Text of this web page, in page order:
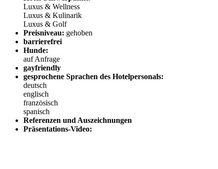
Luxus & Wellness
Luxus & Kulinarik
Luxus & Golf
Preisniveau: gehoben
barrierefrei
Hunde:
auf Anfrage
gayfriendly
gesprochene Sprachen des Hotelpersonals:
deutsch
englisch
französisch
spanisch
Referenzen und Auszeichnungen
Präsentations-Video: